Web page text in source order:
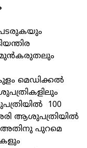
മുന്‍കരുതലും
മെഡിക്കല്‍
100
ആശുപത്രിയില്‍
അതിനു പുറമെ